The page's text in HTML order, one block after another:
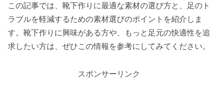
この記事では、靴下作りに最適な素材の選び方と、足のト
ラブルを軽減するための素材選びのポイントを紹介しま
す。靴下作りに興味がある方や、もっと足元の快適性を追
求したい方は、ぜひこの情報を参考にしてみてください。
スポンサーリンク